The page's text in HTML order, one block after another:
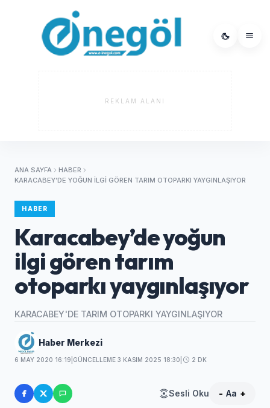
REKLAM ALANI
ANA SAYFA
HABER
KARACABEY’DE YOĞUN ILGI GÖREN TARIM OTOPARKI YAYGINLAŞIYOR
HABER
Karacabey’de yoğun
ilgi gören tarım
otoparkı yaygınlaşıyor
KARACABEY'DE TARIM OTOPARKI YAYGINLAŞIYOR
Haber Merkezi
6 MAY 2020 16:19 GÜNCELLEME 3 KASIM 2025 18:30 2 DK
Sesli Oku - Aa +